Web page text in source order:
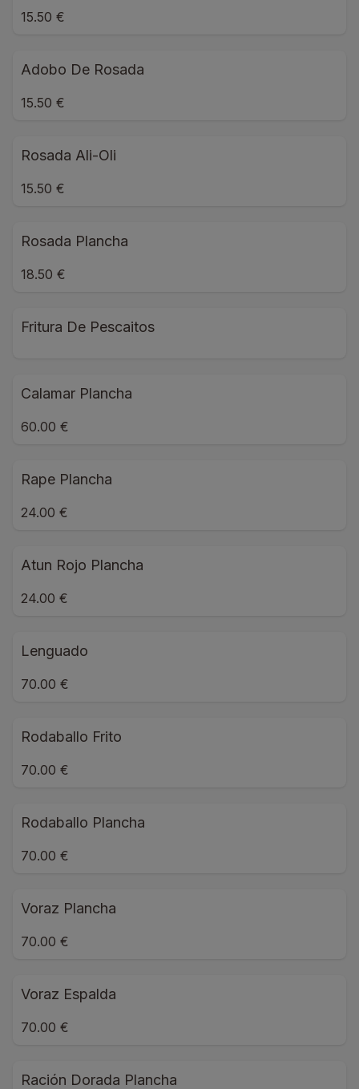
15.50 €
Adobo De Rosada
15.50 €
Rosada Ali-Oli
15.50 €
Rosada Plancha
18.50 €
Fritura De Pescaitos
Calamar Plancha
60.00 €
Rape Plancha
24.00 €
Atun Rojo Plancha
24.00 €
Lenguado
70.00 €
Rodaballo Frito
70.00 €
Rodaballo Plancha
70.00 €
Voraz Plancha
70.00 €
Voraz Espalda
70.00 €
Ración Dorada Plancha